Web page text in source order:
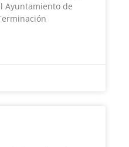
Ayuntamiento de